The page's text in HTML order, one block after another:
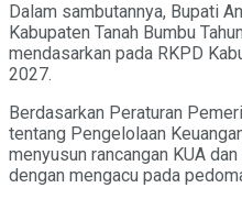
Dalam sambutannya, Bupati
Kabupaten Tanah Bumbu
mendasarkan pada RKPD
2027.
Berdasarkan Peraturan
tentang Pengelolaan
menyusun rancangan KUA
dengan mengacu pada